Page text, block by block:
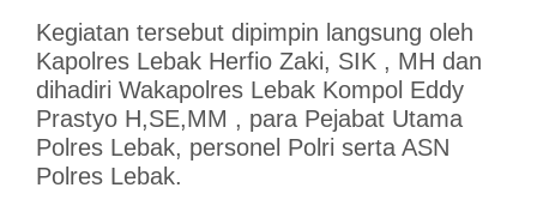
Kegiatan tersebut dipimpin langsung oleh
Kapolres Lebak Herfio Zaki, SIK , MH dan
dihadiri Wakapolres Lebak Kompol Eddy
Prastyo H,SE,MM , para Pejabat Utama
Polres Lebak, personel Polri serta ASN
Polres Lebak.